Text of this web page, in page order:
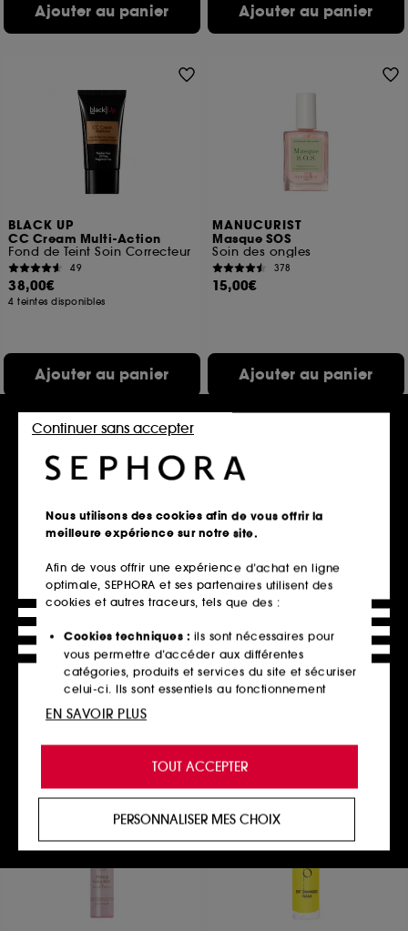
Ajouter au panier Ajouter au panier
BLACK UP
CC Cream Multi-Action
Fond de Teint Soin Correcteur
49
38,00€
4 teintes disponibles
Ajouter au panier
MANUCURIST
Masque SOS
Soin des ongles
378
15,00€
Ajouter au panier
Trip to the Brite Side
1
13,50€
Prix d'origine : 18,00€ -25%
13 teintes disponibles
BENEFIT COSMETICS
Dandelion Twinkle
1663
23,00€
Nous utilisons des cookies afin de vous offrir la
meilleure expérience sur notre site.
Afin de vous offrir une expérience d’achat en ligne
optimale, SEPHORA et ses partenaires utilisent des
cookies et autres traceurs, tels que des :
Cookies techniques : ils sont nécessaires pour
vous permettre d’accéder aux différentes
catégories, produits et services du site et sécuriser
celui-ci. Ils sont essentiels au fonctionnement
technique du site et ne peuvent être désactivés.
de vous offrir une expérience enrichie et
personnalisée en vous recommandant des
produits, des services et des contenus qui
proposer des offres promotionnelles adaptées à
votre profil.
Cookies réseaux sociaux et publicité :
ils sont
utilisés pour vous présenter du contenu susceptible
de vous plaire via des publicités, y compris sur des
TOUT ACCEPTER
Continuer sans accepter
PERSONNALISER MES CHOIX
EN SAVOIR PLUS